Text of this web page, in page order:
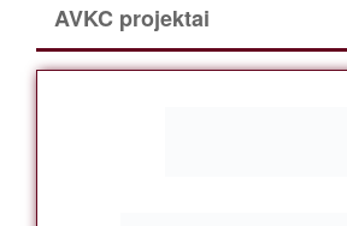
AVKC projektai